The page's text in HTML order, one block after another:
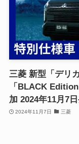
三菱 新型「デリ
「BLACK
加 2024年11月7
2024年11月7日 三菱